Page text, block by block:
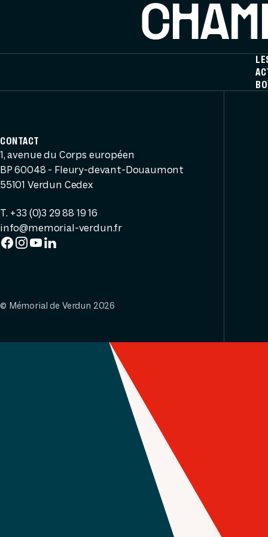
CONTACT
1, avenue du Corps européen
BP 60048 - Fleury-devant-Douaumont
55101 Verdun Cedex
T. +33 (0)3 29 88 19 16
info@memorial-verdun.fr
© Mémorial de Verdun 2026